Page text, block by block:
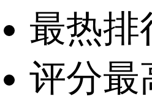
最热排
评分最